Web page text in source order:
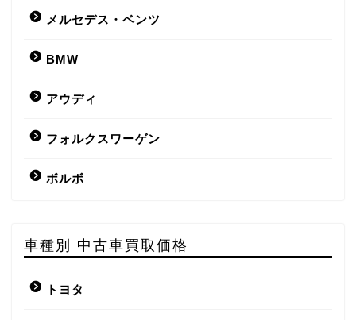
メルセデス・ベンツ
BMW
アウディ
フォルクスワーゲン
ボルボ
車種別 中古車買取価格
トヨタ